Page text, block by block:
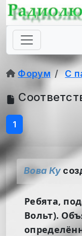
Форум С
1
Вова Ку
Ребята,
Вольт).